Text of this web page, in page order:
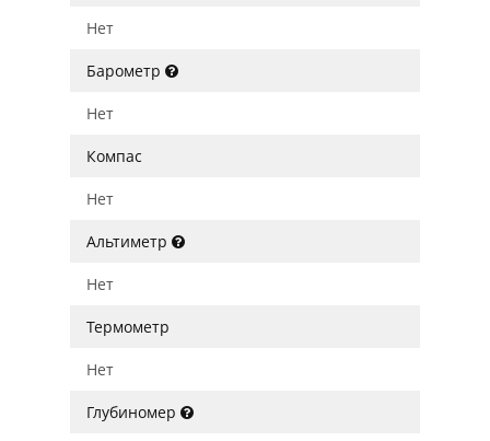
Нет
Барометр
Нет
Компас
Нет
Альтиметр
Нет
Термометр
Нет
Глубиномер